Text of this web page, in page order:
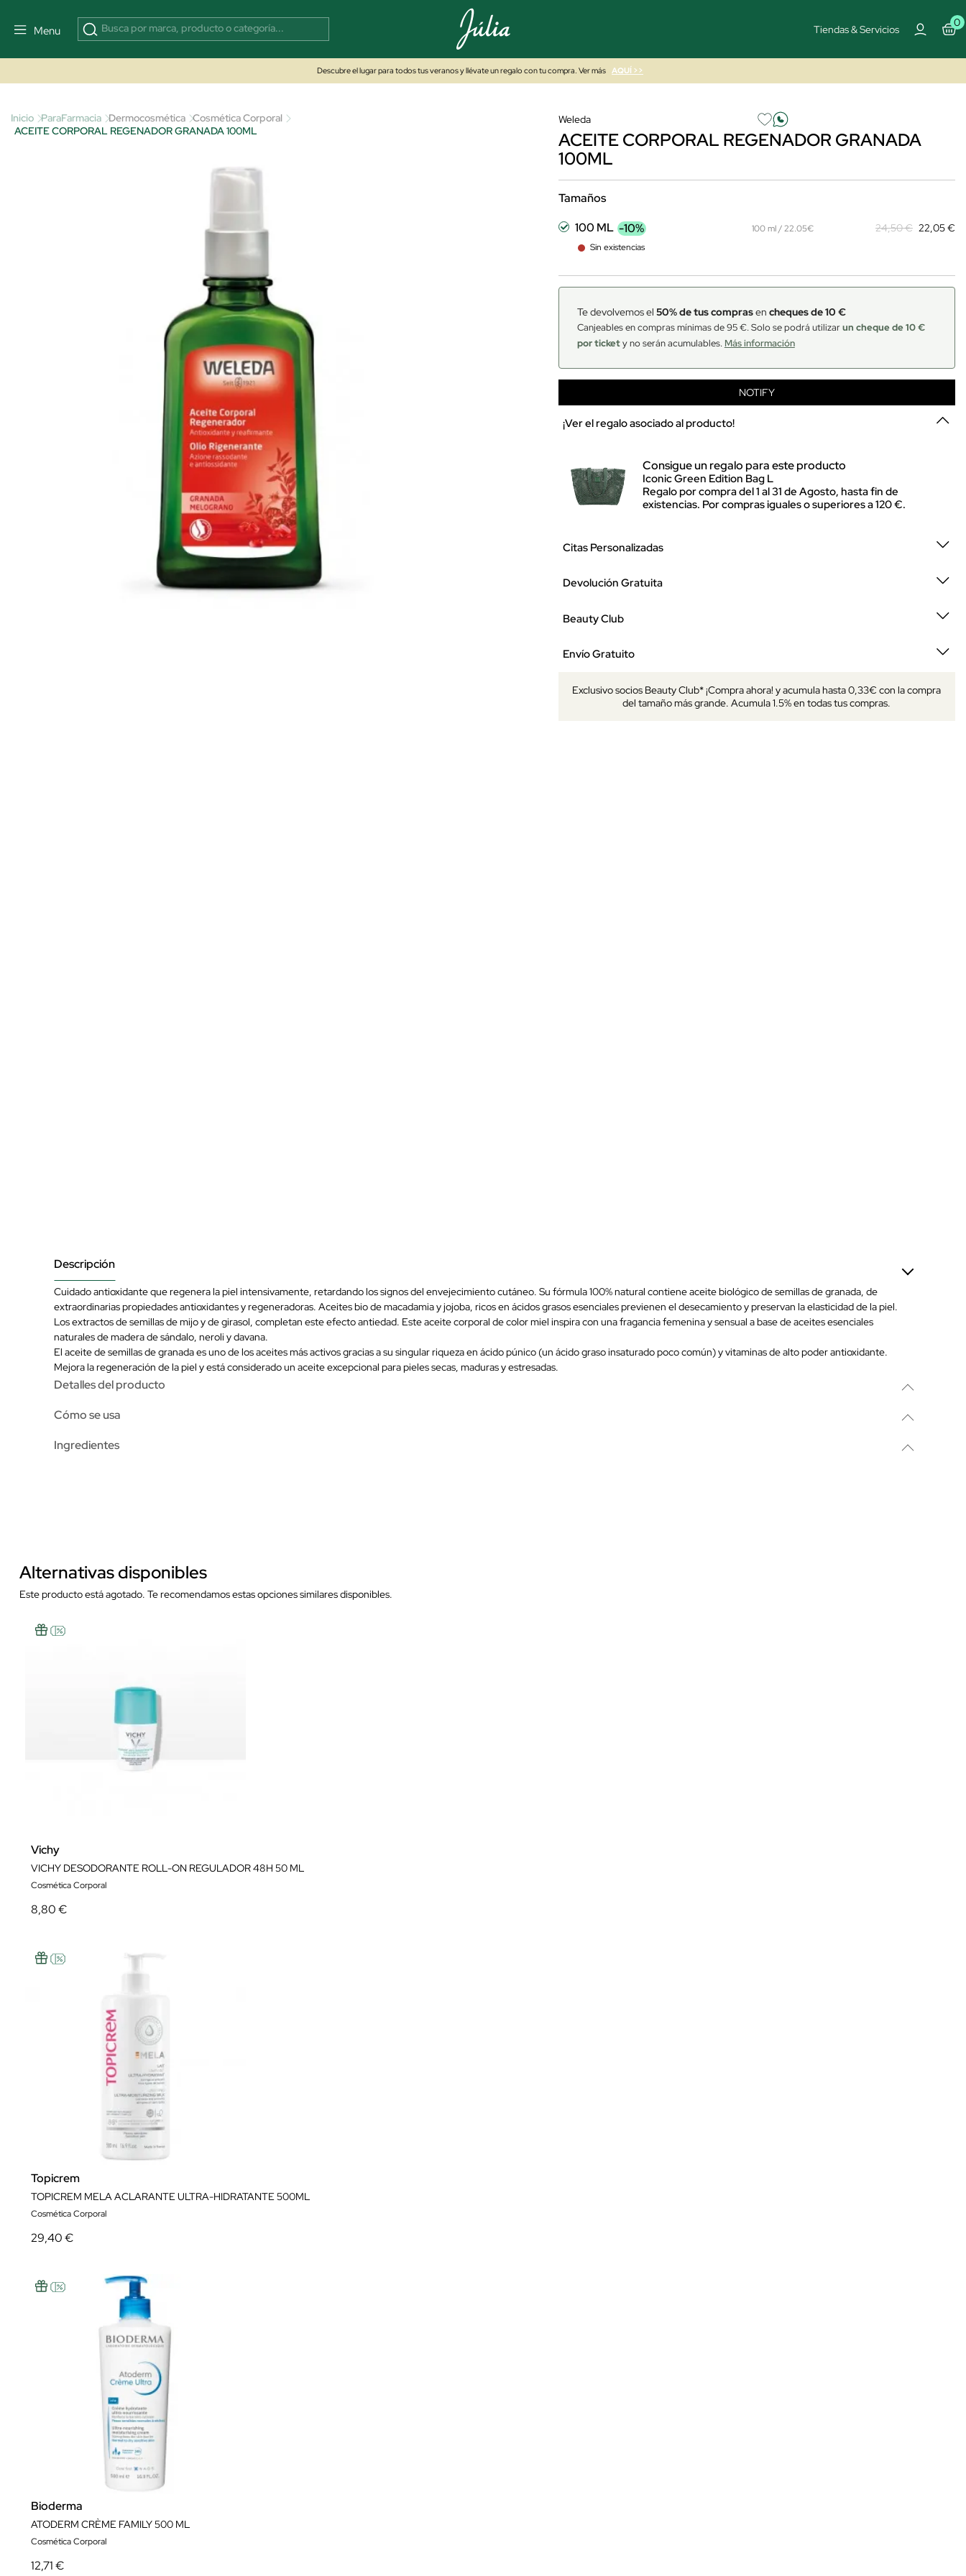
Menu Tiendas & Servicios
0
Descubre el lugar para todos tus veranos y llévate un regalo con tu compra. Ver más AQUÍ >>
Inicio ParaFarmacia Dermocosmética Cosmética Corporal
ACEITE CORPORAL REGENADOR GRANADA 100ML
Weleda
ACEITE CORPORAL REGENADOR GRANADA
100ML
Tamaños
100 ML -10%
Sin existencias
100 ml / 22.05€ 24,50 € 22,05 €
Te devolvemos el 50% de tus comprasen cheques de 10 €
Canjeables en compras mínimas de 95 €. Solo se podrá utilizarun cheque de 10 €
por tickety no serán acumulables. Más información
NOTIFY
¡Ver el regalo asociado al producto!
Consigue un regalo para este producto
Iconic Green Edition Bag L
Regalo por compra del 1 al 31 de Agosto, hasta fin de
existencias. Por compras iguales o superiores a 120 €.
Citas Personalizadas
Devolución Gratuita
Beauty Club
Envío Gratuito
Exclusivo socios Beauty Club* ¡Compra ahora! y acumula hasta 0,33€ con la compra
del tamaño más grande. Acumula 1.5% en todas tus compras.
Descripción
Cuidado antioxidante que regenera la piel intensivamente, retardando los signos del envejecimiento cutáneo. Su fórmula 100% natural contiene aceite biológico de semillas de granada, de
extraordinarias propiedades antioxidantes y regeneradoras. Aceites bio de macadamia y jojoba, ricos en ácidos grasos esenciales previenen el desecamiento y preservan la elasticidad de la piel.
Los extractos de semillas de mijo y de girasol, completan este efecto antiedad. Este aceite corporal de color miel inspira con una fragancia femenina y sensual a base de aceites esenciales
naturales de madera de sándalo, neroli y davana.
El aceite de semillas de granada es uno de los aceites más activos gracias a su singular riqueza en ácido púnico (un ácido graso insaturado poco común) y vitaminas de alto poder antioxidante.
Mejora la regeneración de la piel y está considerado un aceite excepcional para pieles secas, maduras y estresadas.
Detalles del producto
Cómo se usa
Ingredientes
Alternativas disponibles
Este producto está agotado. Te recomendamos estas opciones similares disponibles.
Vichy
VICHY DESODORANTE ROLL-ON REGULADOR 48H 50 ML
Cosmética Corporal
8,80 €
Topicrem
TOPICREM MELA ACLARANTE ULTRA-HIDRATANTE 500ML
Cosmética Corporal
29,40 €
Bioderma
ATODERM CRÈME FAMILY 500 ML
Cosmética Corporal
12,71 €